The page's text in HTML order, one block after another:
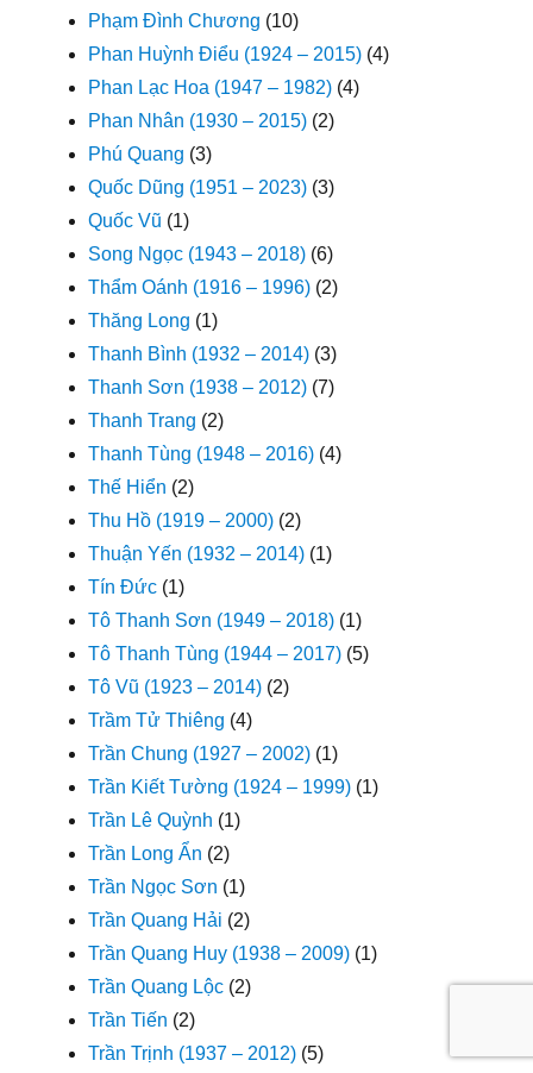
Phạm Đình Chương (10)
Phan Huỳnh Điểu (1924 – 2015) (4)
Phan Lạc Hoa (1947 – 1982) (4)
Phan Nhân (1930 – 2015) (2)
Phú Quang (3)
Quốc Dũng (1951 – 2023) (3)
Quốc Vũ (1)
Song Ngọc (1943 – 2018) (6)
Thẩm Oánh (1916 – 1996) (2)
Thăng Long (1)
Thanh Bình (1932 – 2014) (3)
Thanh Sơn (1938 – 2012) (7)
Thanh Trang (2)
Thanh Tùng (1948 – 2016) (4)
Thế Hiển (2)
Thu Hồ (1919 – 2000) (2)
Thuận Yến (1932 – 2014) (1)
Tín Đức (1)
Tô Thanh Sơn (1949 – 2018) (1)
Tô Thanh Tùng (1944 – 2017) (5)
Tô Vũ (1923 – 2014) (2)
Trầm Tử Thiêng (4)
Trần Chung (1927 – 2002) (1)
Trần Kiết Tường (1924 – 1999) (1)
Trần Lê Quỳnh (1)
Trần Long Ẩn (2)
Trần Ngọc Sơn (1)
Trần Quang Hải (2)
Trần Quang Huy (1938 – 2009) (1)
Trần Quang Lộc (2)
Trần Tiến (2)
Trần Trịnh (1937 – 2012) (5)